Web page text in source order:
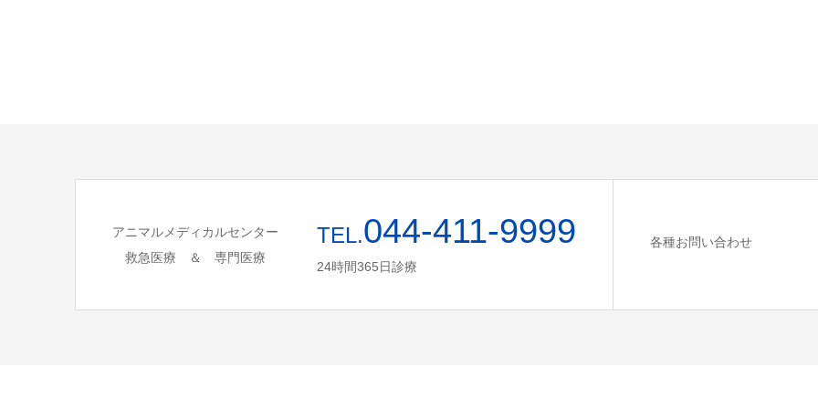
アニマルメディカルセンター
救急医療 ＆ 専門医療
TEL.044-411-9999
24時間365日診療
各種お問い合わせ